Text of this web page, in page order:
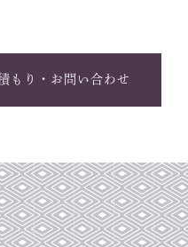
もり・お問い合わせ